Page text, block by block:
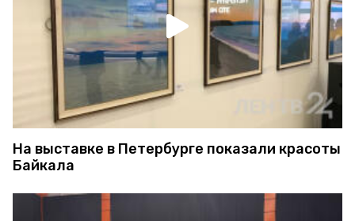
На выставке в Петербурге показали красоты
Байкала